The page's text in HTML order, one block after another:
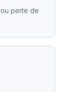
perte de